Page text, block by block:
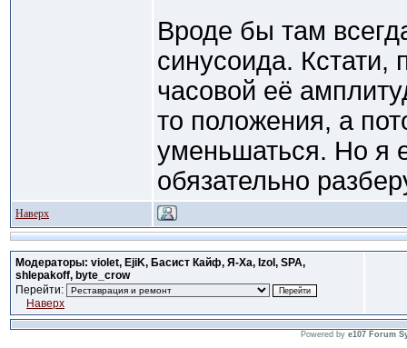
Вроде бы там
синусоида.
часовой её
то положения, а
уменьшаться. Но я
обязательно
Наверх
Модераторы: violet, EjiK, Басист Кайф, Я-Ха, Izol, SPA,
shlepakoff, byte_crow
Перейти:
Наверх
Powered by e107 Forum